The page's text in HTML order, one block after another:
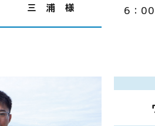
三 浦 様 6：